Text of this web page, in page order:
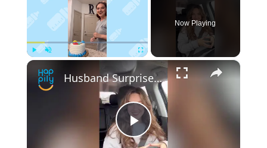
Now Playing
×
Play
Husband Surprised With Cake Announcing Wife's Rainbow Baby News | Happily TV